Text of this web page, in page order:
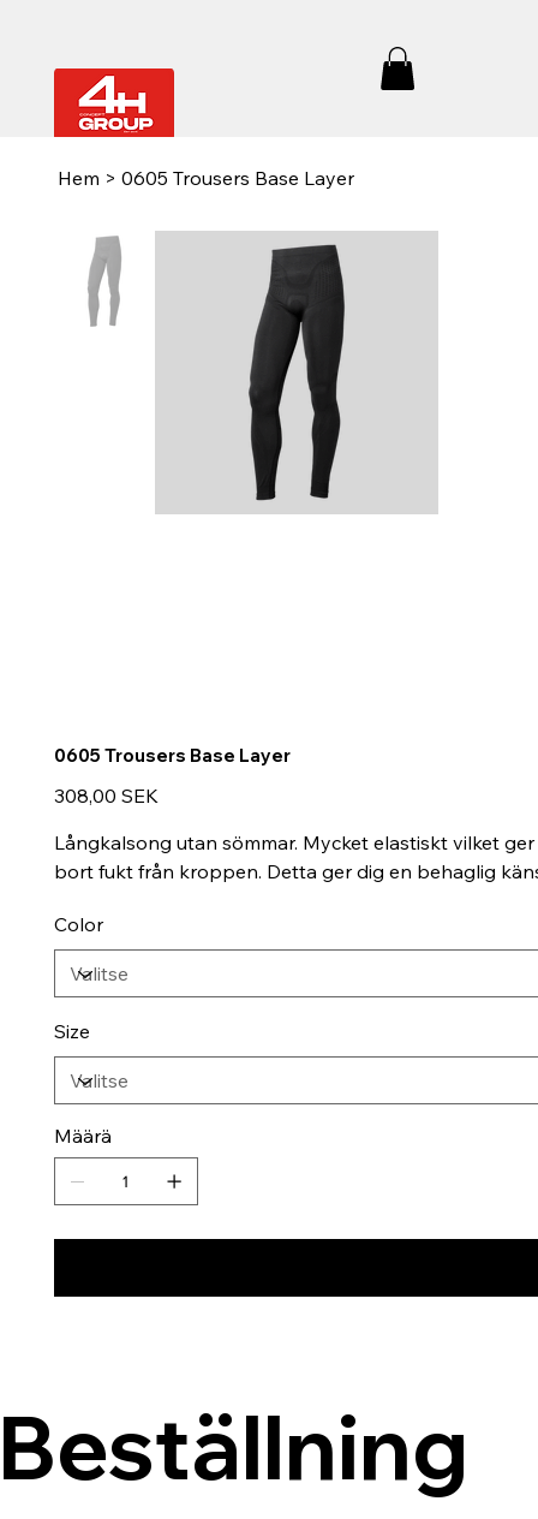
Hem > 0605 Trousers Base Layer
0605 Trousers Base Layer
Hinta
308,00 SEK
Långkalsong utan sömmar. Mycket elastiskt vilket
bort fukt från kroppen. Detta ger dig en behaglig
Color
Size
Määrä